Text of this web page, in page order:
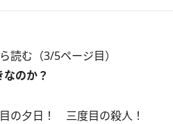
読む（3/5ページ目）
のか？
の夕日！ 三度目の殺人！